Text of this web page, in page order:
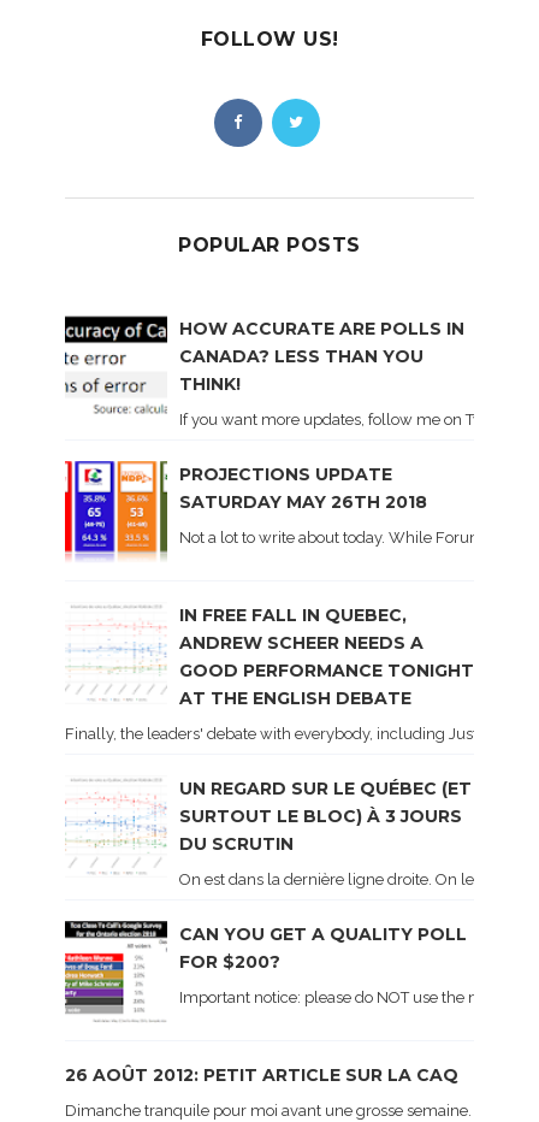
FOLLOW US!
POPULAR POSTS
HOW ACCURATE ARE POLLS IN
CANADA? LESS THAN YOU
THINK!
If you want more updates, follow me on Twitter .
PROJECTIONS UPDATE
SATURDAY MAY 26TH 2018
Not a lot to write about today. While Forum did
IN FREE FALL IN QUEBEC,
ANDREW SCHEER NEEDS A
GOOD PERFORMANCE TONIGHT
AT THE ENGLISH DEBATE
Finally, the leaders' debate with everybody, including Justin
UN REGARD SUR LE QUÉBEC (ET
SURTOUT LE BLOC) À 3 JOURS
DU SCRUTIN
On est dans la dernière ligne droite. On le sait
CAN YOU GET A QUALITY POLL
FOR $200?
Important notice: please do NOT use the
26 AOÛT 2012: PETIT ARTICLE SUR LA CAQ
Dimanche tranquile pour moi avant une grosse semaine. Voici